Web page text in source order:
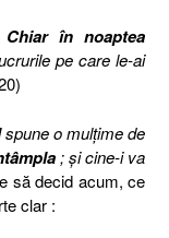
Chiar în noaptea
pe care le-ai
spune o mulţime de
; şi cine-i va
să decid acum, ce
clar :